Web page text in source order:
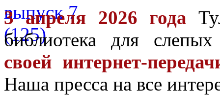
3 апреля 2026 года
библиотека для
своей интернет-
Наша пресса на все